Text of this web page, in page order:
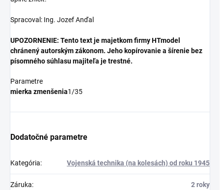
Spracoval: Ing. Jozef Anďal
UPOZORNENIE: Tento text je majetkom firmy HTmodel
chránený autorským zákonom. Jeho kopírovanie a šírenie bez
písomného súhlasu majiteľa je trestné.
Parametre
mierka zmenšenia1/35
Dodatočné parametre
Kategória: Vojenská technika (na kolesách) od roku 1945
Záruka: 2 roky